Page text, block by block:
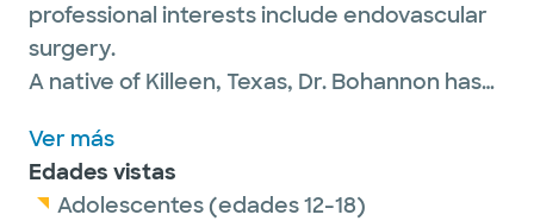
professional interests include endovascular
surgery.
A native of Killeen, Texas, Dr. Bohannon has
Texas and is passionate about serving his
adult patients.
Ver más
Edades vistas
Adolescentes (edades 12-18)